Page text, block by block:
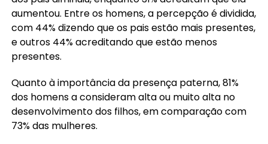
aumentou. Entre os homens, a percepção é dividida,
com 44% dizendo que os pais estão mais presentes,
e outros 44% acreditando que estão menos
presentes.
Quanto à importância da presença paterna, 81%
dos homens a consideram alta ou muito alta no
desenvolvimento dos filhos, em comparação com
73% das mulheres.